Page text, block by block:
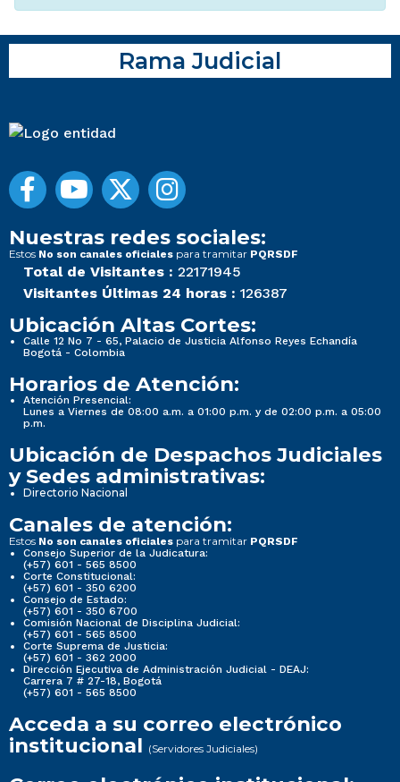
Rama Judicial
Nuestras redes sociales:
Estos No son canales oficiales para tramitar PQRSDF
Total de Visitantes : 22171945
Visitantes Últimas 24 horas : 126387
Ubicación Altas Cortes:
Calle 12 No 7 - 65, Palacio de Justicia Alfonso Reyes Echandía
Bogotá - Colombia
Horarios de Atención:
Atención Presencial:
Lunes a Viernes de 08:00 a.m. a 01:00 p.m. y de 02:00 p.m. a 05:00
p.m.
Ubicación de Despachos Judiciales
y Sedes administrativas:
Directorio Nacional
Canales de atención:
Estos No son canales oficiales para tramitar PQRSDF
Consejo Superior de la Judicatura:
(+57) 601 - 565 8500
Corte Constitucional:
(+57) 601 - 350 6200
Consejo de Estado:
(+57) 601 - 350 6700
Comisión Nacional de Disciplina Judicial:
(+57) 601 - 565 8500
Corte Suprema de Justicia:
(+57) 601 - 362 2000
Dirección Ejecutiva de Administración Judicial - DEAJ:
Carrera 7 # 27-18, Bogotá
(+57) 601 - 565 8500
Acceda a su correo electrónico
institucional (Servidores Judiciales)